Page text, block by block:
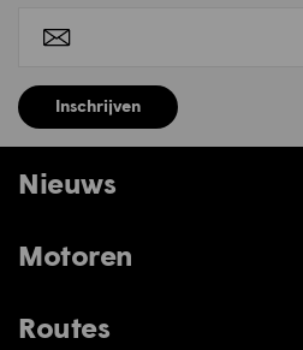
Inschrijven
Nieuws
Motoren
Routes